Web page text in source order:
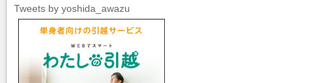
Tweets by yoshida_awazu